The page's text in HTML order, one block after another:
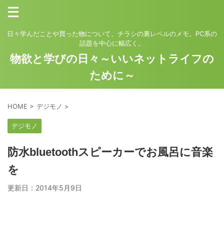
日々学んだことや買った物について、チラシの裏レベルのメモ。PC系の
話題を中心に幅広く。
物欲と学びの日々～いいネットライフの
ために～
HOME > デジモノ >
デジモノ
防水bluetoothスピーカーでお風呂に音楽
を
更新日： 2014年5月9日